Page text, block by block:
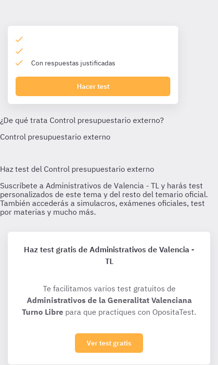
Con respuestas justificadas
Hacer test
Haz test gratis de Administrativos de Valencia -
TL
Te facilitamos varios test gratuitos de
Administrativos de la Generalitat Valenciana
Turno Libre para que practiques con OpositaTest.
Ver test gratis